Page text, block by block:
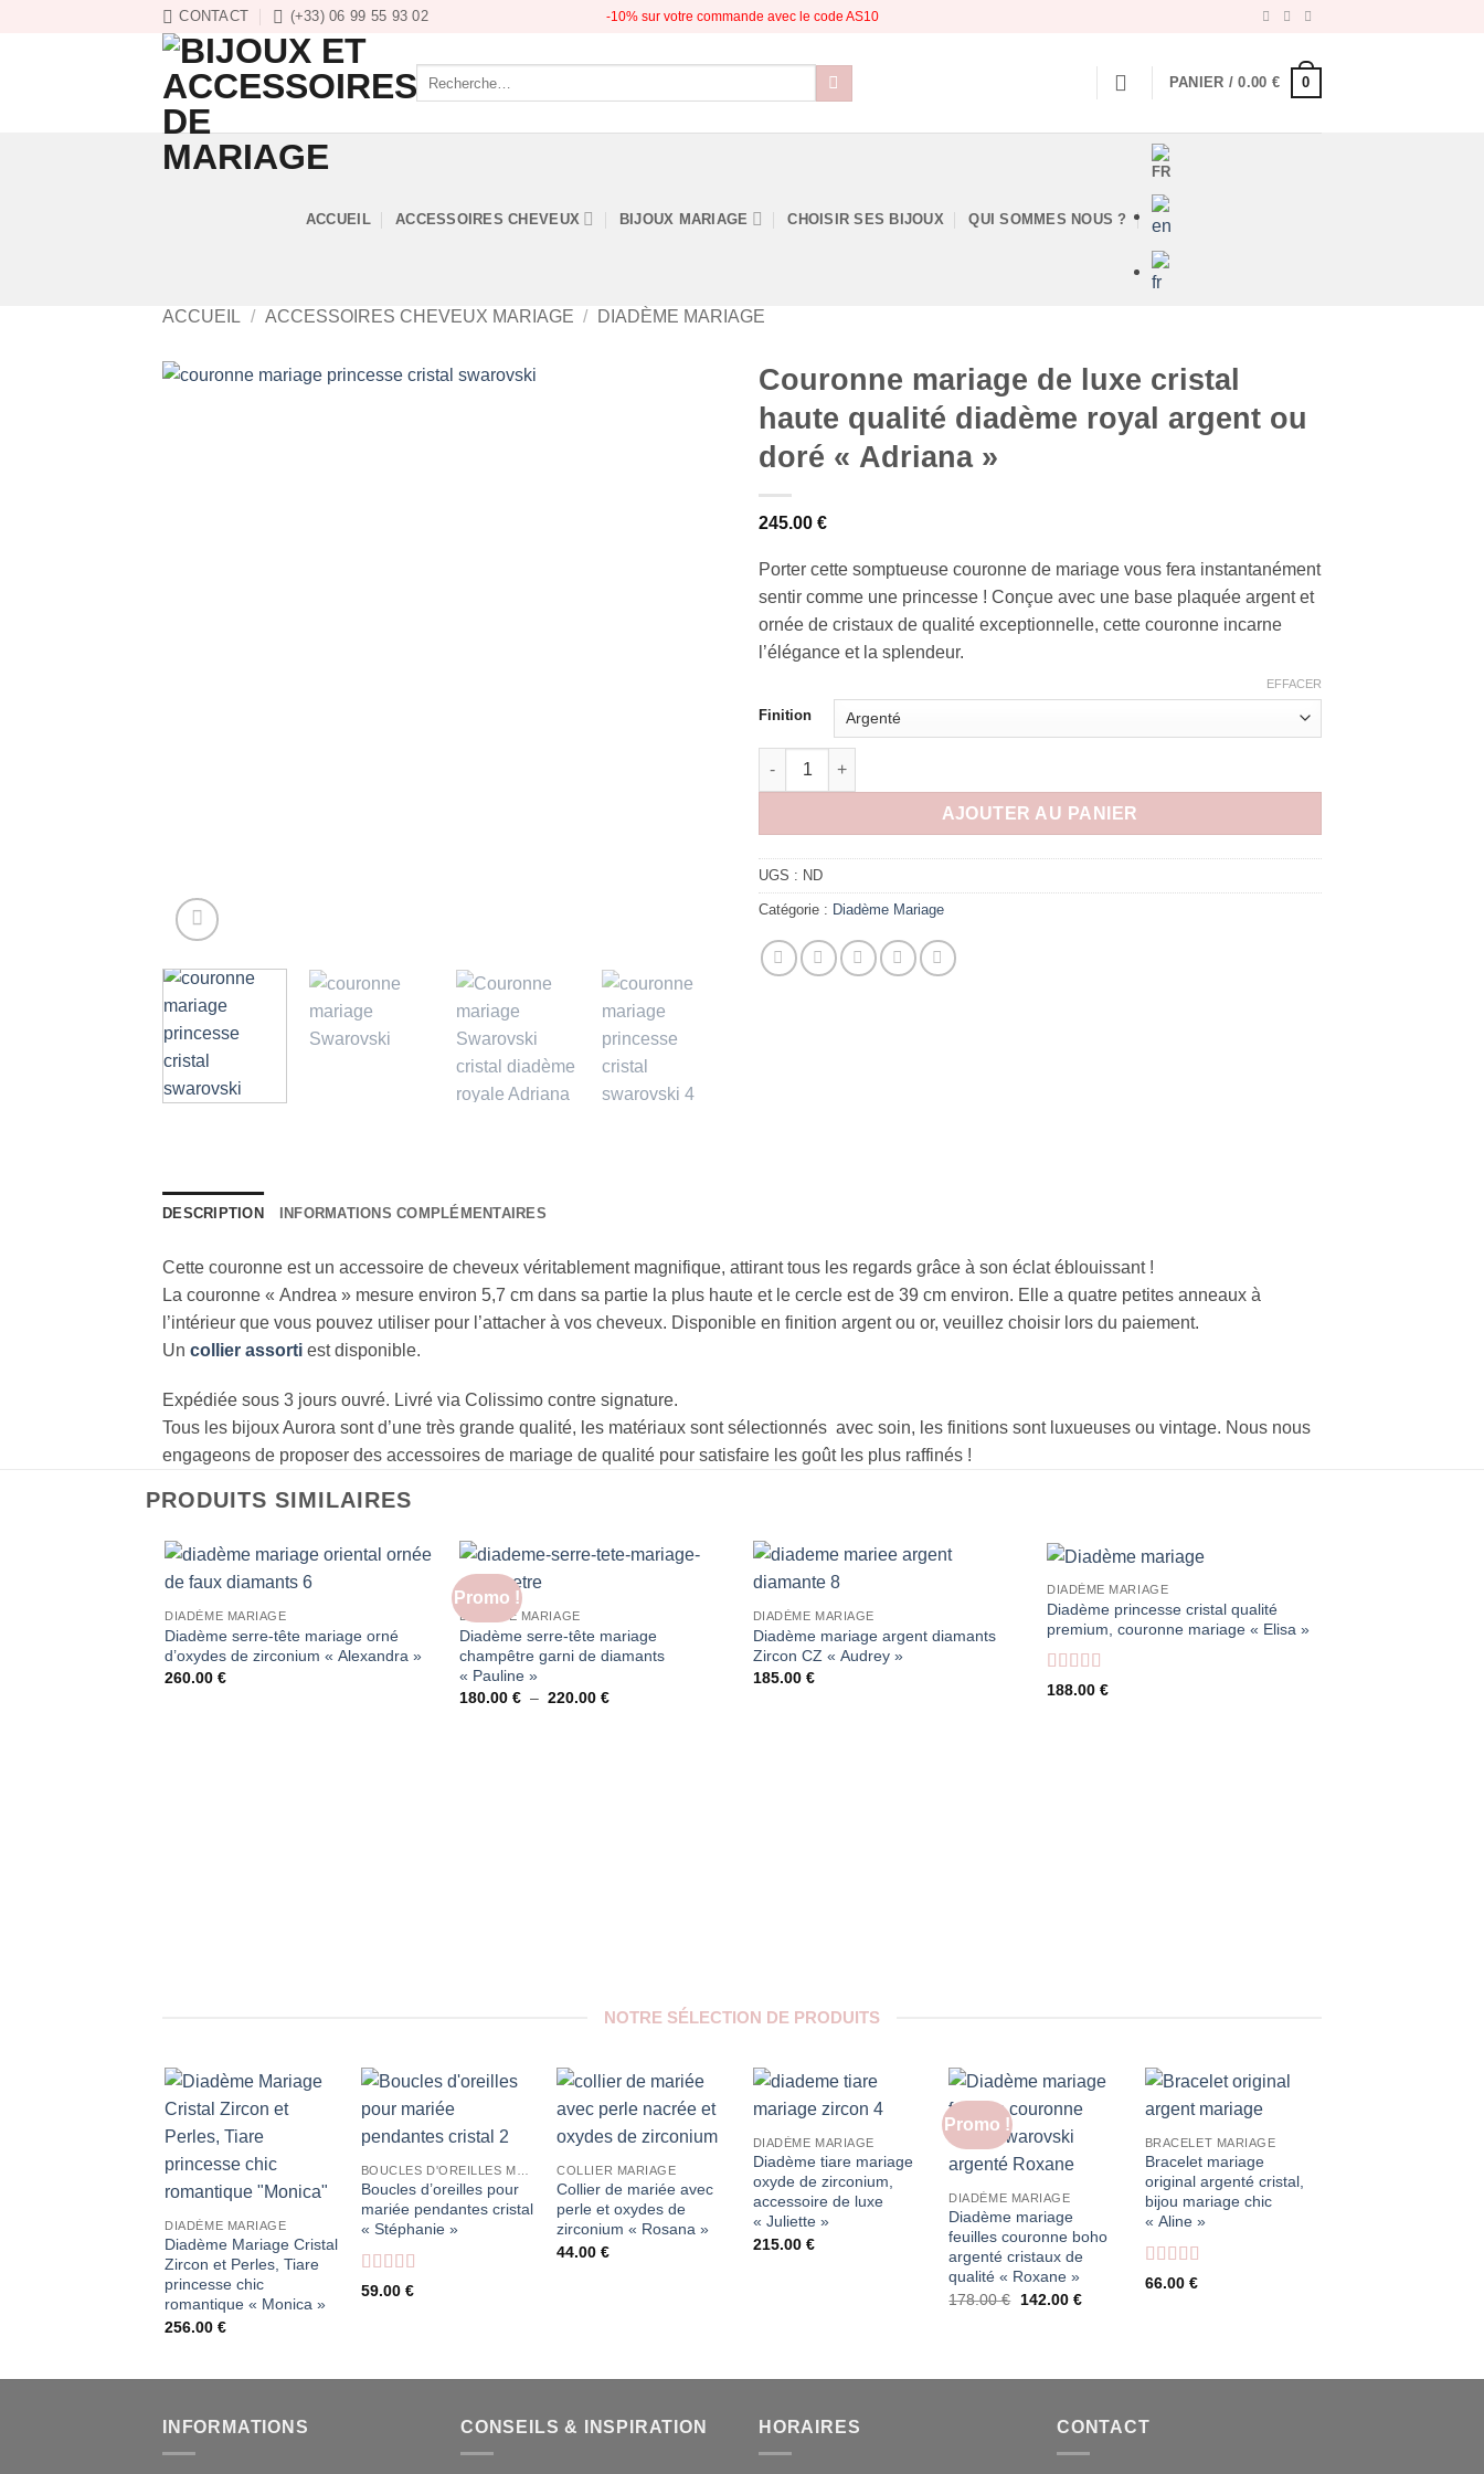
CONTACT (+33) 06 99 55 93 02 -10% sur votre commande avec le code AS10
pour :
PANIER /0.00 € 0
ACCUEIL ACCESSOIRES CHEVEUX BIJOUX MARIAGE CHOISIR SES BIJOUX QUI SOMMES NOUS ?
ACCUEIL / ACCESSOIRES CHEVEUX MARIAGE / DIADÈME MARIAGE
Couronne mariage de luxe cristal
haute qualité diadème royal argent ou
doré « Adriana »
245.00 €
Porter cette somptueuse couronne de mariage vous fera instantanément
sentir comme une princesse ! Conçue avec une base plaquée argent et
ornée de cristaux de qualité exceptionnelle, cette couronne incarne
l’élégance et la splendeur.
Finition
EFFACER
quantité de Couronne mariage de luxe cristal haute qualité diadème royal argent ou doré
AJOUTER AU PANIER
UGS : ND
Catégorie : Diadème Mariage
DESCRIPTION INFORMATIONS COMPLÉMENTAIRES
Cette couronne est un accessoire de cheveux véritablement magnifique, attirant tous les regards grâce à son éclat éblouissant !
La couronne « Andrea » mesure environ 5,7 cm dans sa partie la plus haute et le cercle est de 39 cm environ. Elle a quatre petites anneaux à
l’intérieur que vous pouvez utiliser pour l’attacher à vos cheveux. Disponible en finition argent ou or, veuillez choisir lors du paiement.
Un collier assorti est disponible.
Expédiée sous 3 jours ouvré. Livré via Colissimo contre signature.
Tous les bijoux Aurora sont d’une très grande qualité, les matériaux sont sélectionnés avec soin, les finitions sont luxueuses ou vintage. Nous nous
engageons de proposer des accessoires de mariage de qualité pour satisfaire les goût les plus raffinés !
PRODUITS SIMILAIRES
DIADÈME MARIAGE
Diadème serre-tête mariage orné
d’oxydes de zirconium « Alexandra »
260.00€
Promo !
DIADÈME MARIAGE
Diadème serre-tête mariage
champêtre garni de diamants
« Pauline »
180.00 € – 220.00 €Plage
DIADÈME MARIAGE
Diadème mariage argent diamants
Zircon CZ « Audrey »
185.00 €
DIADÈME MARIAGE
Diadème princesse cristal qualité
premium, couronne mariage « Elisa »
Note5sur 5
188.00€
NOTRE SÉLECTION DE PRODUITS
DIADÈME MARIAGE
Diadème Mariage Cristal
Zircon et Perles, Tiare
princesse chic
romantique « Monica »
256.00€
Boucles d’oreilles pour
mariée pendantes cristal
« Stéphanie »
Note5sur 5
59.00 €
COLLIER MARIAGE
Collier de mariée avec
perle et oxydes de
zirconium « Rosana »
44.00€
DIADÈME MARIAGE
Diadème tiare mariage
oxyde de zirconium,
accessoire de luxe
« Juliette »
215.00 €
Promo !
DIADÈME MARIAGE
Diadème mariage
feuilles couronne boho
argenté cristaux de
qualité « Roxane »
178.00€
Le
142.00 €Le
BRACELET MARIAGE
Bracelet mariage
original argenté cristal,
bijou mariage chic
« Aline »
Note4
66.00 €
INFORMATIONS CONSEILS & INSPIRATION HORAIRES CONTACT